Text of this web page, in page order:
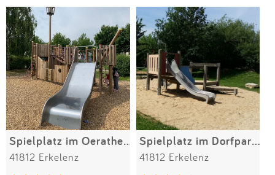
Anmelden
SPIELGERÄTE
Alle Filter (1) zurücksetzen
Spielplatz im Oerather Mühlenfeld
41812 Erkelenz
Spielplatz im Dorfpark von Borschemich
41812 Erkelenz